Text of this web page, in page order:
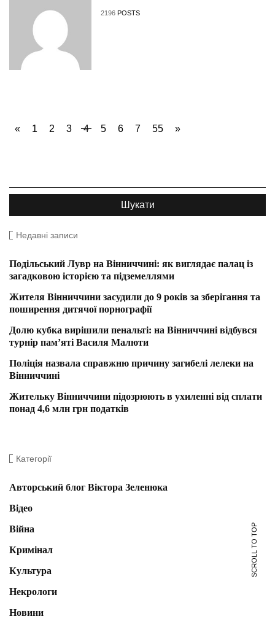
2196 POSTS
« 1 2 3 4 5 6 7 55 »
Недавні записи
Подільський Лувр на Вінниччині: як виглядає палац із
загадковою історією та підземеллями
Жителя Вінниччини засудили до 9 років за зберігання та
поширення дитячої порнографії
Долю кубка вирішили пенальті: на Вінниччині відбувся
турнір пам’яті Василя Малюти
Поліція назвала справжню причину загибелі лелеки на
Вінниччині
Жительку Вінниччини підозрюють в ухиленні від сплати
понад 4,6 млн грн податків
Категорії
Авторський блог Віктора Зеленюка
Відео
Війна
Кримінал
Культура
Некрологи
Новини
SCROLL TO TOP